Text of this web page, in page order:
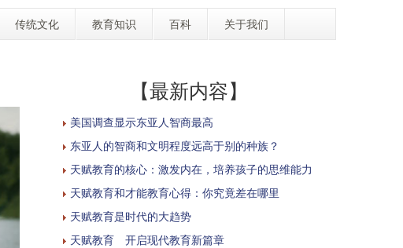
传统文化 教育知识 百科 关于我们
【最新内容】
美国调查显示东亚人智商最高
东亚人的智商和文明程度远高于别的种族？
天赋教育的核心：激发内在，培养孩子的思维能力
天赋教育和才能教育心得：你究竟差在哪里
天赋教育是时代的大趋势
天赋教育 开启现代教育新篇章